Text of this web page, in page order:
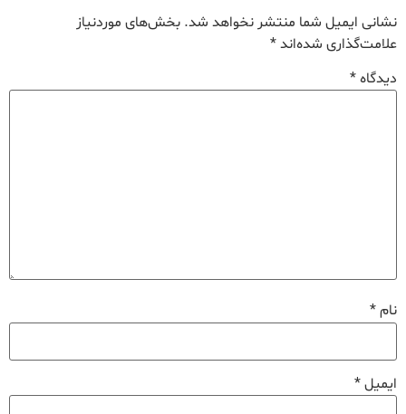
نشانی ایمیل شما منتشر نخواهد شد. بخش‌های موردنیاز
علامت‌گذاری شده‌اند*
دیدگاه*
نام*
ایمیل*